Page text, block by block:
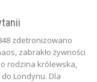
zdetronizowano
zabrakło żywności
rodzina królewska,
Londynu. Dla